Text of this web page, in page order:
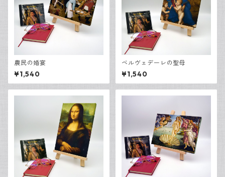
農民の婚宴
¥1,540
ベルヴェデーレの聖母
¥1,540